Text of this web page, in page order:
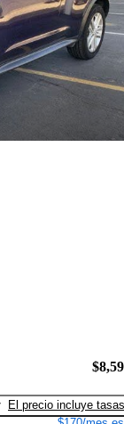
El precio incluye tasas